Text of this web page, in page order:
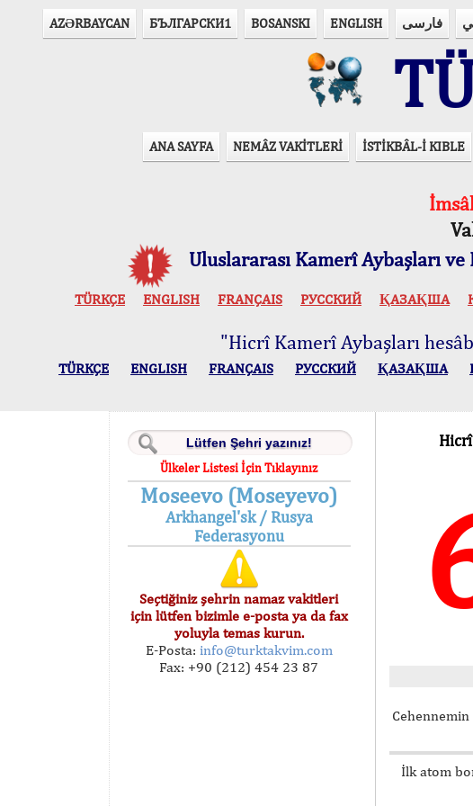
AZӘRBAYCAN БЪЛГАРСКИ1 BOSANSKI ENGLISH فارسی
ANA SAYFA NEMÂZ VAKİTLERİ İSTİKBÂL-İ KIBLE
Uluslararası Kamerî Aybaşları
TÜRKÇE ENGLISH FRANÇAIS РУССКИЙ ҚАЗАҚША
"Hicrî Kamerî Aybaşları
TÜRKÇE ENGLISH FRANÇAIS РУССКИЙ ҚАЗАҚША
Ülkeler Listesi İçin Tıklayınız
Moseevo (Moseyevo)
Arkhangel'sk / Rusya
Federasyonu
Seçtiğiniz şehrin namaz vakitleri
için lütfen bizimle e-posta ya da fax
yoluyla temas kurun.
E-Posta: info@turktakvim.com
Fax: +90 (212) 454 23 87
İlk atom